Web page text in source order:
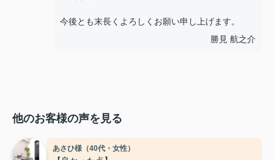
今後とも末長くよろしくお願い申し上げます。
勝見 航之介
他のお客様の声を見る
あさひ様（40代・女性）